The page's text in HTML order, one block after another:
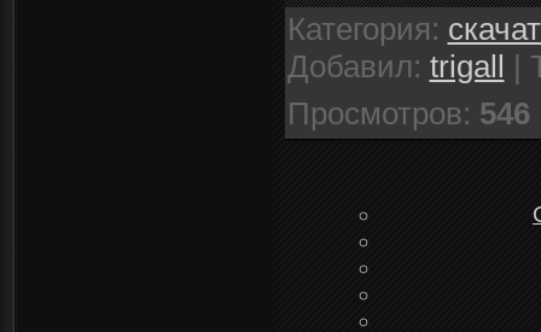
Категория:
Добавил: trigall |
Просмотров: 546